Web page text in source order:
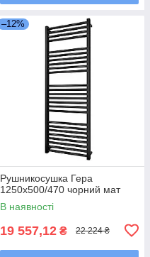
–12%
Рушникосушка Гера
1250х500/470 чорний мат
В наявності
19 557,12 ₴ 22 224 ₴